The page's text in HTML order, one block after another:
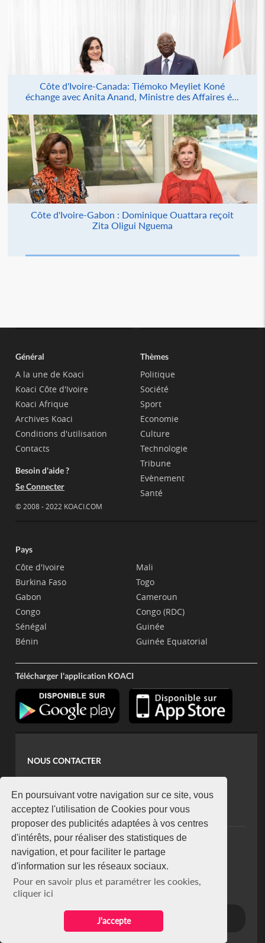
En poursuivant votre navigation sur ce site, vous
acceptez l'utilisation de Cookies pour vous
proposer des publicités adaptées à vos centres
d'intérêts, pour réaliser des statistiques de
navigation, et pour faciliter le partage
d'information sur les réseaux sociaux.
Pour en savoir plus et paramétrer les cookies,
cliquer ici
J'accepte
Côte d'Ivoire-Canada: Tiémoko Meyliet Koné
échange avec Anita Anand, Ministre des Affaires é...
Côte d'Ivoire-Gabon : Dominique Ouattara reçoit
Zita Oligui Nguema
Général
A la une de Koaci
Koaci Côte d'Ivoire
Koaci Afrique
Archives Koaci
Conditions d'utilisation
Contacts
Besoin d'aide ?
Se Connecter
© 2008 - 2022 KOACI.COM
Thèmes
Politique
Société
Sport
Economie
Culture
Technologie
Tribune
Evènement
Santé
Pays
Côte d'Ivoire
Burkina Faso
Gabon
Congo
Sénégal
Bénin
Mali
Togo
Cameroun
Congo (RDC)
Guinée
Guinée Equatorial
Télécharger l'application KOACI
NOUS CONTACTER
koaci@yahoo.fr
+225 07 08 85 52 93
NEWSLETTER
Restez connecté via notre newsletter
S'abonner
Se désabonner